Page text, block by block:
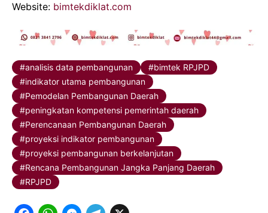
Website: bimtekdiklat.com
analisis data pembangunan
bimtek RPJPD
indikator utama pembangunan
Pemodelan Pembangunan Daerah
peningkatan kompetensi pemerintah daerah
Perencanaan Pembangunan Daerah
proyeksi indikator pembangunan
proyeksi pembangunan berkelanjutan
Rencana Pembangunan Jangka Panjang Daerah
RPJPD